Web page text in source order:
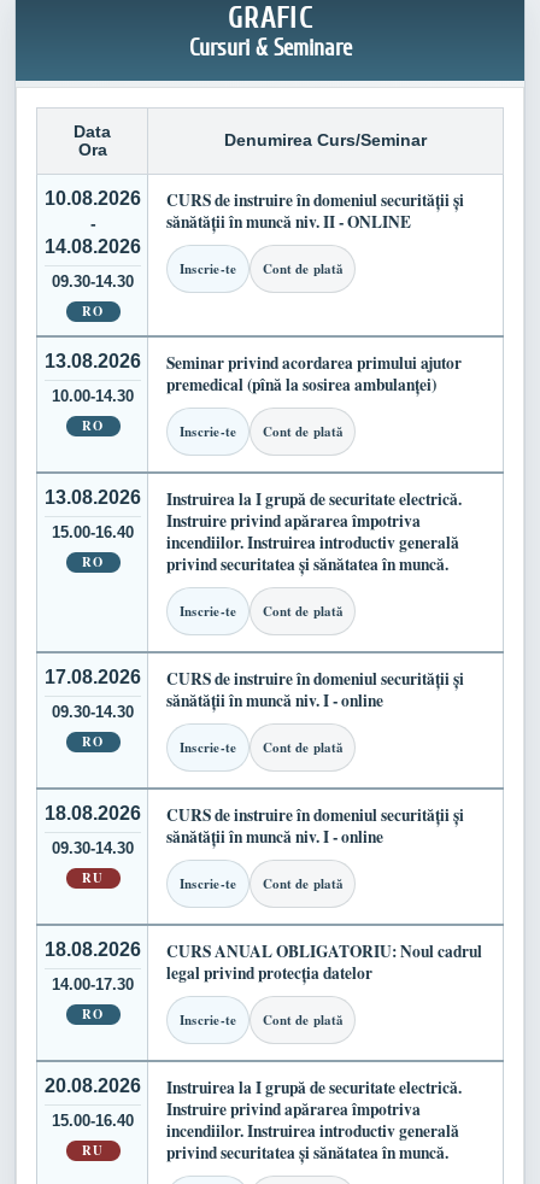
GRAFIC
Cursuri & Seminare
Data
Ora
Denumirea Curs/Seminar
10.08.2026
-
14.08.2026
09.30-14.30
RO
CURS de instruire în domeniul securității și
sănătății în muncă niv. II - ONLINE
Inscrie-te Cont de plată
13.08.2026
10.00-14.30
RO
Seminar privind acordarea primului ajutor
premedical (pînă la sosirea ambulanței)
Inscrie-te Cont de plată
13.08.2026
15.00-16.40
RO
Instruirea la I grupă de securitate electrică.
Instruire privind apărarea împotriva
incendiilor. Instruirea introductiv generală
privind securitatea și sănătatea în muncă.
Inscrie-te Cont de plată
17.08.2026
09.30-14.30
RO
CURS de instruire în domeniul securității și
sănătății în muncă niv. I - online
Inscrie-te Cont de plată
18.08.2026
09.30-14.30
RU
CURS de instruire în domeniul securității și
sănătății în muncă niv. I - online
Inscrie-te Cont de plată
18.08.2026
14.00-17.30
RO
CURS ANUAL OBLIGATORIU: Noul cadrul
legal privind protecția datelor
Inscrie-te Cont de plată
20.08.2026
15.00-16.40
RU
Instruirea la I grupă de securitate electrică.
Instruire privind apărarea împotriva
incendiilor. Instruirea introductiv generală
privind securitatea și sănătatea în muncă.